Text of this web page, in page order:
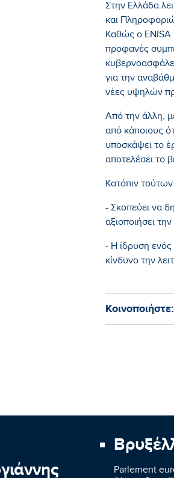
Στην Ελλάδα
και
Καθώς ο ENISA
προφανές
για την
νέες υψηλών
Από την άλλη,
από κάποιους
υποσκάψει το
αποτελέσει το
Κατόπιν
- Σκοπεύει να
αξιοποιήσει
- Η ίδρυση ενός
κίνδυνο την
Κοινοποιήστε:
Parlement